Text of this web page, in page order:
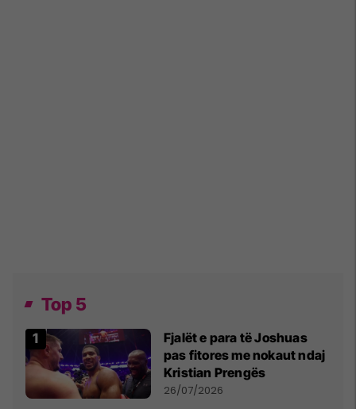
Top 5
Fjalët e para të Joshuas
pas fitores me nokaut ndaj
Kristian Prengës
26/07/2026